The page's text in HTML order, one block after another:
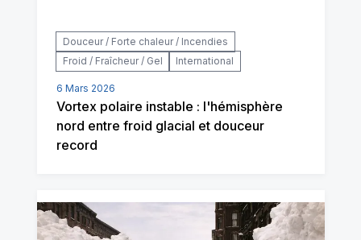
Douceur / Forte chaleur / Incendies
Froid / Fraîcheur / Gel
International
6 Mars 2026
Vortex polaire instable : l'hémisphère
nord entre froid glacial et douceur
record